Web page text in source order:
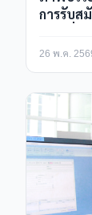
การรับส
กองบริกา
26 พ.ค.